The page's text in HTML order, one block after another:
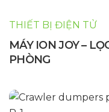
THIẾT BỊ ĐIỆN TỬ
MÁY ION JOY –
PHÒNG